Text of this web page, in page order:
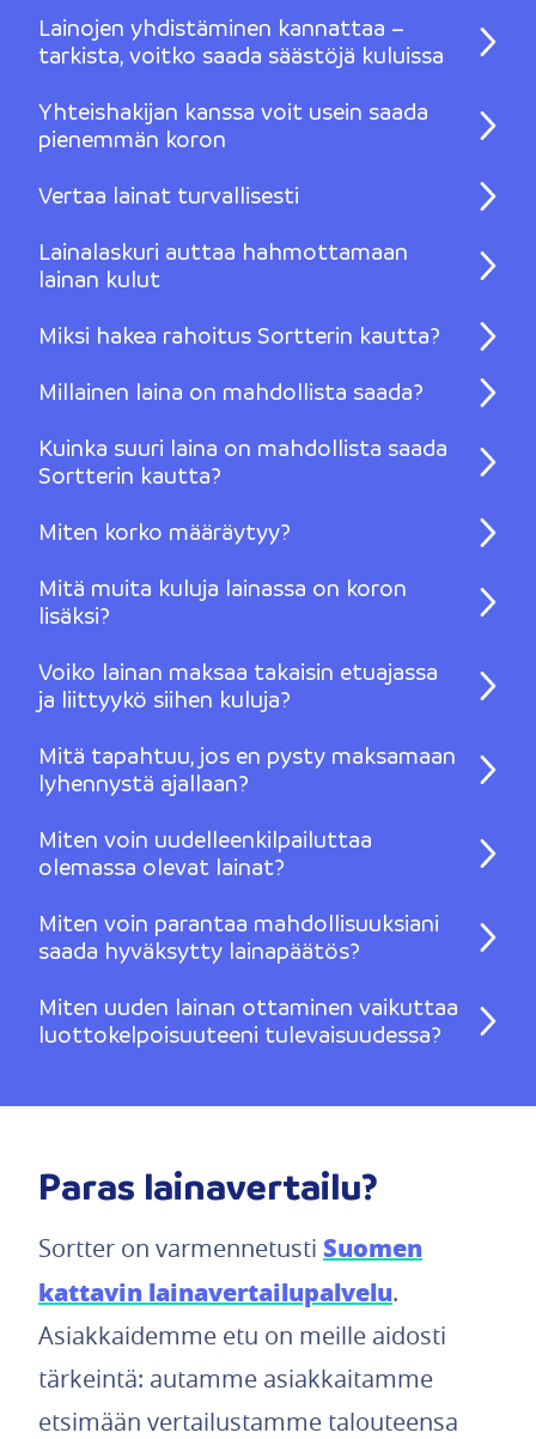
Lainojen yhdistäminen kannattaa –
tarkista, voitko saada säästöjä kuluissa
Yhteishakijan kanssa voit usein saada
pienemmän koron
Vertaa lainat turvallisesti
Lainalaskuri auttaa hahmottamaan
lainan kulut
Miksi hakea rahoitus Sortterin kautta?
Millainen laina on mahdollista saada?
Kuinka suuri laina on mahdollista saada
Sortterin kautta?
Miten korko määräytyy?
Mitä muita kuluja lainassa on koron
lisäksi?
Voiko lainan maksaa takaisin etuajassa
ja liittyykö siihen kuluja?
Mitä tapahtuu, jos en pysty maksamaan
lyhennystä ajallaan?
Miten voin uudelleenkilpailuttaa
olemassa olevat lainat?
Miten voin parantaa mahdollisuuksiani
saada hyväksytty lainapäätös?
Miten uuden lainan ottaminen vaikuttaa
luottokelpoisuuteeni tulevaisuudessa?
Paras lainavertailu?
Sortter on varmennetusti Suomen
kattavin lainavertailupalvelu.
Asiakkaidemme etu on meille aidosti
tärkeintä: autamme asiakkaitamme
etsimään vertailustamme talouteensa